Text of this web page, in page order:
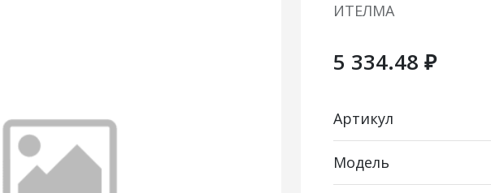
ИТЕЛМА
5 334.48 ₽
Артикул
Модель